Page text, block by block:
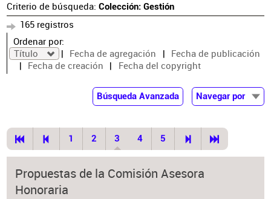
Criterio de búsqueda: Colección: Gestión
165 registros
Ordenar por:
Título
Fecha de agregación
Fecha de publicación
Fecha de creación
Fecha del copyright
Búsqueda Avanzada
Navegar por
Autor
Colaborador
1 2 3 4 5
Propuestas de la Comisión Asesora
Honoraria